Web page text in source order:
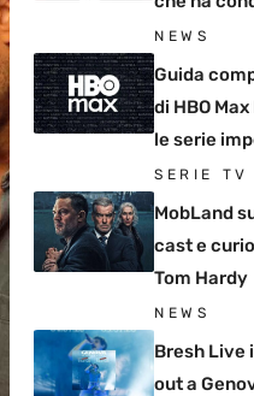
NEWS
Guida
di HBO
le serie
SERIE TV
MobLand
cast e
Tom Hardy
NEWS
Bresh Live
out a